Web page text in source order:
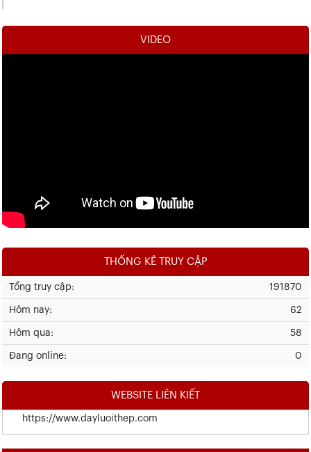
VIDEO
THỐNG KÊ TRUY CẬP
191870
Tổng truy cập:
62
Hôm nay:
58
Hôm qua:
0
Đang online:
WEBSITE LIÊN KIẾT
https://www.dayluoithep.com